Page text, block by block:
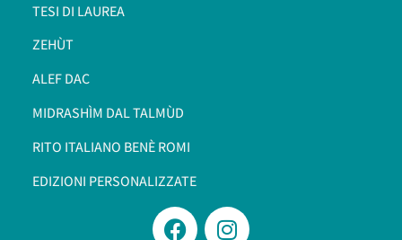
TESI DI LAUREA
ZEHÙT
ALEF DAC
MIDRASHÌM DAL TALMÙD
RITO ITALIANO BENÈ ROMI​
EDIZIONI PERSONALIZZATE